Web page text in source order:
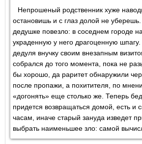
Непрошеный родственник хуже
остановишь и с глаз долой не
дедушке повезло: в соседнем городе
украденную у него драгоценную
дедуля внучку своим внезапным
собрался до того момента, пока не
бы хорошо, да раритет обнаружили
после пропажи, а похитителя, по
«догонять» еще столько же. Теперь
придется возвращаться домой, есть и
часам, иначе старый зануда изведет
выбрать наименьшее зло: самой